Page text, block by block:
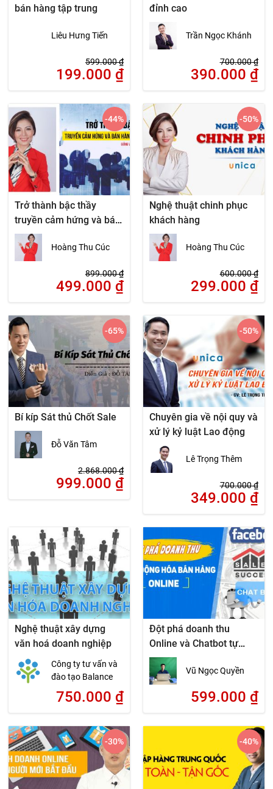
bán hàng tập trung
Liêu Hưng Tiến
599.000₫
199.000 ₫
đỉnh cao
Trần Ngọc Khánh
700.000₫
390.000 ₫
Trở thành bậc thầy
truyền cảm hứng và bán
hàng sân khấu
Hoàng Thu Cúc
899.000₫
499.000 ₫
-44%
Nghệ thuật chinh phục
khách hàng
Hoàng Thu Cúc
600.000₫
299.000 ₫
-50%
Bí kíp Sát thủ Chốt Sale
Đỗ Văn Tâm
2.868.000₫
999.000 ₫
-65%
Chuyên gia về nội quy và
xử lý kỷ luật Lao động
Lê Trọng Thêm
700.000₫
349.000 ₫
-50%
Nghệ thuật xây dựng
văn hoá doanh nghiệp
Công ty tư vấn và
đào tạo Balance
750.000 ₫
Đột phá doanh thu
Online và Chatbot tự
động hóa bán hàng
Vũ Ngọc Quyền
599.000 ₫
-30% -40%